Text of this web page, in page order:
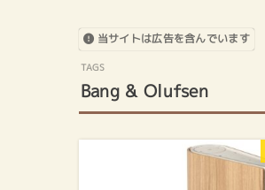
当サイトは広告を含んでいます
Bang & Olufsen